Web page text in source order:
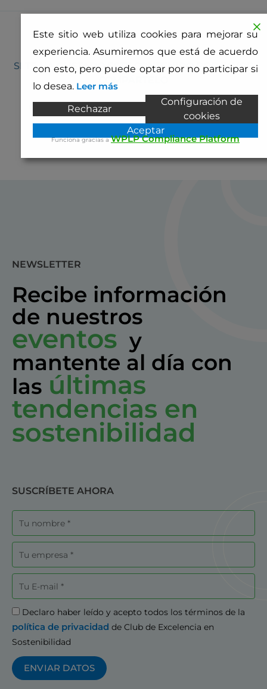
SI TE HA GUSTADO ESTE CONTENIDO POR FAVOR
COMPÁRTELO
NEWSLETTER
Recibe información
de nuestros
eventos y
mantente al día con
las últimas
tendencias en
sostenibilidad
SUSCRÍBETE AHORA
Nombre
Empresa
Correo
electrónico
Aceptación
Declaro haber leído y acepto todos los términos de la
política de privacidad de Club de Excelencia en
Sostenibilidad
ENVIAR DATOS
Este sitio web utiliza cookies para mejorar su
experiencia. Asumiremos que está de acuerdo
con esto, pero puede optar por no participar si
lo desea. Leer más
Rechazar
Configuración de
cookies
Aceptar
Funciona gracias aWPLP Compliance Platform